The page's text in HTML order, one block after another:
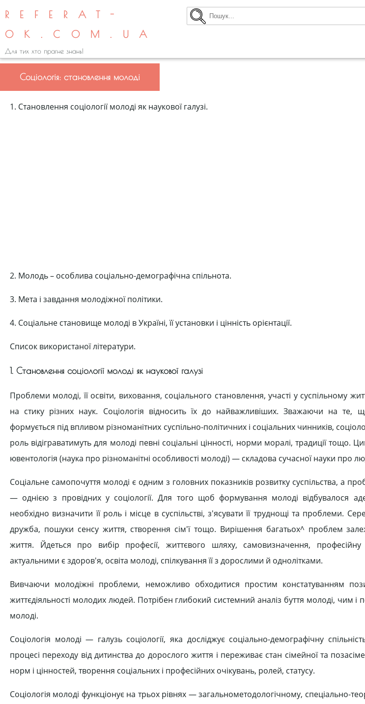
REFERAT-
OK.COM.UA
Для тих хто прагне знань!
Соціологія: становлення молоді
1. Становлення соціології молоді як наукової галузі.
2. Молодь – особлива соціально-демографічна спільнота.
3. Мета і завдання молодіжної політики.
4. Соціальне становище молоді в Україні, її установки і цінність орієнтації.
Список використаної літератури.
1. Становлення соціології молоді як наукової галузі
Проблеми молоді, її освіти, виховання, соціального становлення, участі у суспільному
на стику різних наук. Соціологія відносить їх до найважливіших. Зважаючи на те,
формується під впливом різноманітних суспільно-політичних і соціальних чинників,
роль відіграватимуть для молоді певні соціальні цінності, норми моралі, традиції
ювентологія (наука про різноманітні особливості молоді) — складова сучасної науки про
Соціальне самопочуття молоді є одним з головних показників розвитку суспільства, а
— однією з провідних у соціології. Для того щоб формування молоді відбувалося
необхідно визначити її роль і місце в суспільстві, з'ясувати її труднощі та проблеми.
дружба, пошуки сенсу життя, створення сім'ї тощо. Вирішення багатьох^ проблем
життя. Йдеться про вибір професії, життєвого шляху, самовизначення,
актуальними є здоров'я, освіта молоді, спілкування її з дорослими й однолітками.
Вивчаючи молодіжні проблеми, неможливо обходитися простим констатуванням
життєдіяльності молодих людей. Потрібен глибокий системний аналіз буття молоді, чим і
молоді.
Соціологія молоді — галузь соціології, яка досліджує соціально-демографічну
процесі переходу від дитинства до дорослого життя і переживає стан сімейної та
норм і цінностей, творення соціальних і професійних очікувань, ролей, статусу.
Соціологія молоді функціонує на трьох рівнях — загальнометодологічному, спеціально-